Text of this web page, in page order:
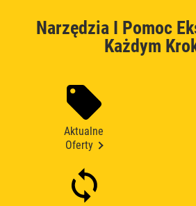
Narzędzia I Pomoc
Każdym
Aktualne
Oferty